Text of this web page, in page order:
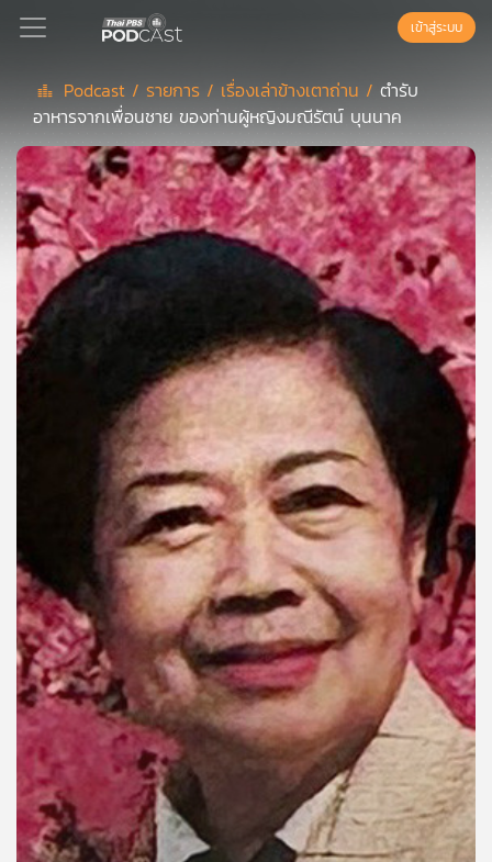
Podcast
เพล
ย์
ลิ
สต์
แนะนำ
เพลง
บทความ
ข่าว
และ
กิจกรรม
เข้าสู่ระบบ
Podcast / รายการ / เรื่องเล่าข้างเตาถ่าน / ตำรับ
อาหารจากเพื่อนชาย ของท่านผู้หญิงมณีรัตน์ บุนนาค